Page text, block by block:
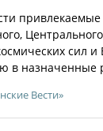
сил
в назначенные
Вести»